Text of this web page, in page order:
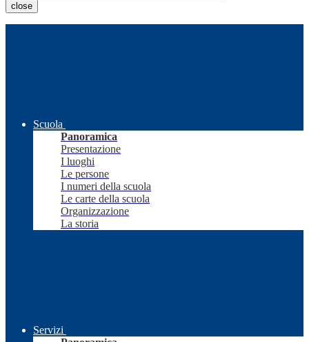
close
Scuola
Panoramica
Presentazione
I luoghi
Le persone
I numeri della scuola
Le carte della scuola
Organizzazione
La storia
Servizi